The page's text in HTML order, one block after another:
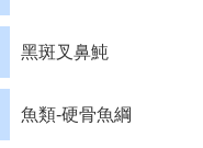
黑斑叉鼻魨
魚類-硬骨魚綱